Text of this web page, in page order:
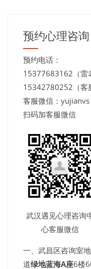
预约心理咨询
预约电话：
15377683162（雷
15342780252（客
客服微信：yujianvs
扫码加客服微信
武汉遇见心理咨询
心客服微信
一、武昌区咨询室
道绿地蓝海A座6楼